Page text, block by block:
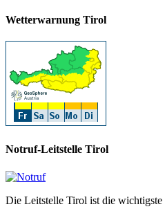
Wetterwarnung Tirol
Notruf-Leitstelle Tirol
Die Leitstelle Tirol ist die